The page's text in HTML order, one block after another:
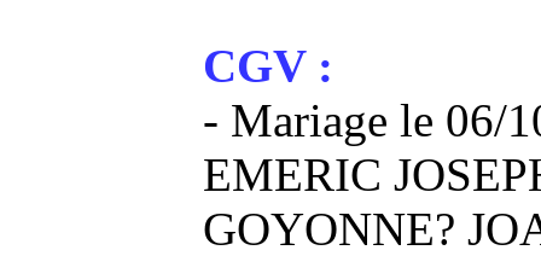
CGV :
- Mariage le 06/
EMERIC
GOYONNE?